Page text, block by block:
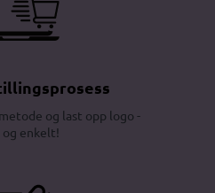
og last opp logo -
og enkelt!